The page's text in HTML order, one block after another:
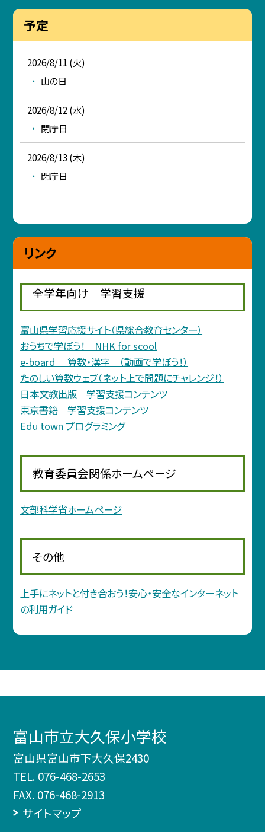
予定
2026/8/11 (火)
山の日
2026/8/12 (水)
閉庁日
2026/8/13 (木)
閉庁日
リンク
全学年向け 学習支援
富山県学習応援サイト（県総合教育センター）
おうちで学ぼう！ NHK for scool
e-board 算数・漢字 （動画で学ぼう！）
たのしい算数ウェブ（ネット上で問題にチャレンジ！）
日本文教出版 学習支援コンテンツ
東京書籍 学習支援コンテンツ
Edu town プログラミング
教育委員会関係ホームページ
文部科学省ホームページ
その他
上手にネットと付き合おう！安心・安全なインターネット
の利用ガイド
富山市立大久保小学校
富山県富山市下大久保2430
TEL. 076-468-2653
FAX. 076-468-2913
サイトマップ